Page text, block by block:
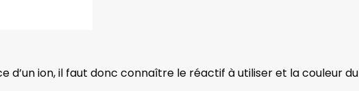
d’un ion, il faut donc connaître le réactif à utiliser et la couleur du